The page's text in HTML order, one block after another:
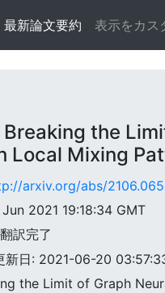
最新論文要約 表示をカス
Breaking the
Local Mixing
arxiv.org/abs/
Jun 2021 19:18:34 GMT
訳完了
新日: 2021-06-20
the Limit of Graph